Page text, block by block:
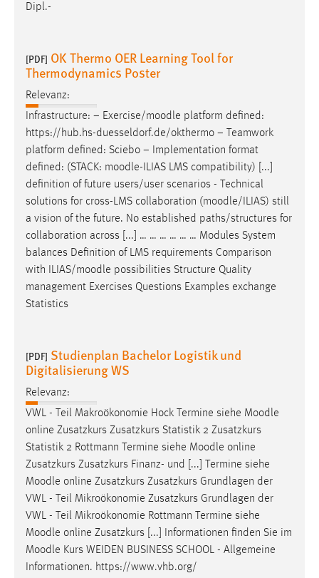
Dipl.-
[PDF] OK Thermo OER Learning Tool for
Thermodynamics Poster
Relevanz:
Infrastructure: − Exercise/moodle platform defined:
https://hub.hs-duesseldorf.de/okthermo − Teamwork
platform defined: Sciebo − Implementation format
defined: (STACK: moodle-ILIAS LMS compatibility) [...]
definition of future users/user scenarios - Technical
solutions for cross-LMS collaboration (moodle/ILIAS) still
a vision of the future. No established paths/structures for
collaboration across [...] … … … … … … Modules System
balances Definition of LMS requirements Comparison
with ILIAS/moodle possibilities Structure Quality
management Exercises Questions Examples exchange
Statistics
[PDF] Studienplan Bachelor Logistik und
Digitalisierung WS
Relevanz:
VWL - Teil Makroökonomie Hock Termine siehe Moodle
online Zusatzkurs Zusatzkurs Statistik 2 Zusatzkurs
Statistik 2 Rottmann Termine siehe Moodle online
Zusatzkurs Zusatzkurs Finanz- und [...] Termine siehe
Moodle online Zusatzkurs Zusatzkurs Grundlagen der
VWL - Teil Mikroökonomie Zusatzkurs Grundlagen der
VWL - Teil Mikroökonomie Rottmann Termine siehe
Moodle online Zusatzkurs [...] Informationen finden Sie im
Moodle Kurs WEIDEN BUSINESS SCHOOL - Allgemeine
Informationen. https://www.vhb.org/